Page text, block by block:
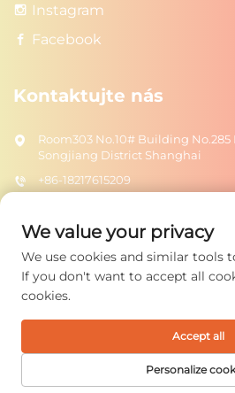
Instagram
Facebook
Kontaktujte nás
Room303 No.10# Building
Songjiang District Shanghai
+86-18217615209
Všechna práva vyhrazena. Copyright
Zásady
We value your privacy
We use cookies and similar tools
If you don't want to accept all
cookies.
Personalize
Accept all